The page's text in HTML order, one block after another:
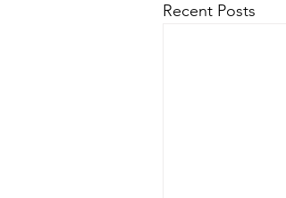
Recent Posts